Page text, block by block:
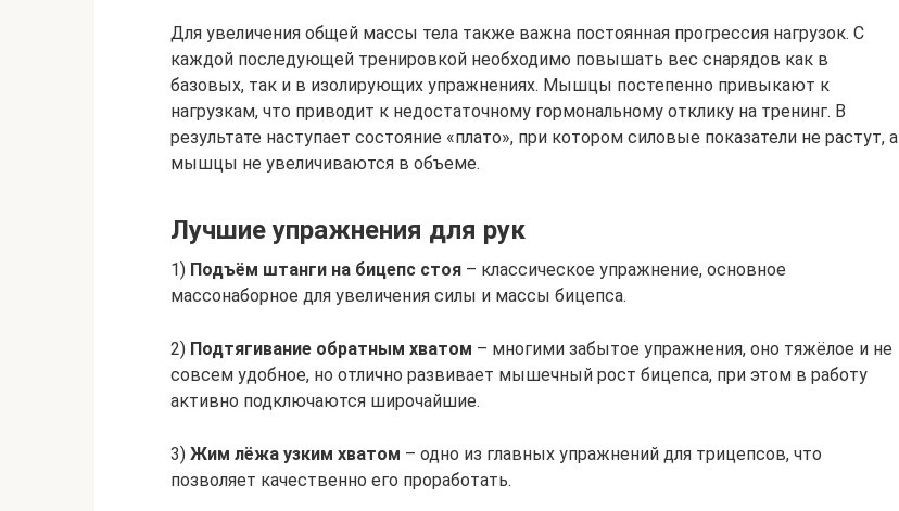
Для увеличения общей массы тела также важна постоянная прогрессия нагрузок. С
каждой последующей тренировкой необходимо повышать вес снарядов как в
базовых, так и в изолирующих упражнениях. Мышцы постепенно привыкают к
нагрузкам, что приводит к недостаточному гормональному отклику на тренинг. В
результате наступает состояние «плато», при котором силовые показатели не растут, а
мышцы не увеличиваются в объеме.
Лучшие упражнения для рук
1) Подъём штанги на бицепс стоя – классическое упражнение, основное
массонаборное для увеличения силы и массы бицепса.
2) Подтягивание обратным хватом – многими забытое упражнения, оно тяжёлое и не
совсем удобное, но отлично развивает мышечный рост бицепса, при этом в работу
активно подключаются широчайшие.
3) Жим лёжа узким хватом – одно из главных упражнений для трицепсов, что
позволяет качественно его проработать.